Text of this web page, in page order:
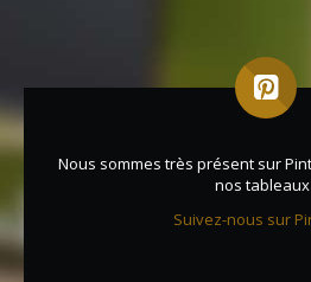
Nous sommes très présent sur
nos tableaux
Suivez-nous sur